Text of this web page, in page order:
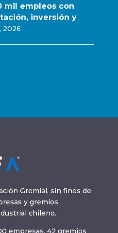
mil empleos con
inversión y
2026
Gremial, sin fines de
y gremios
chileno.
empresas, 42 gremios